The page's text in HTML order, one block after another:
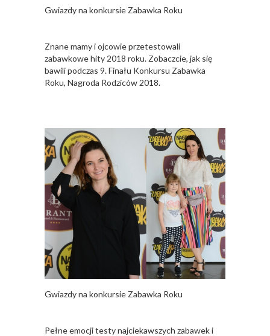
Gwiazdy na konkursie Zabawka Roku
Znane mamy i ojcowie przetestowali
zabawkowe hity 2018 roku. Zobaczcie, jak się
bawili podczas 9. Finału Konkursu Zabawka
Roku, Nagroda Rodziców 2018.
Gwiazdy na konkursie Zabawka Roku
Pełne emocji testy najciekawszych zabawek i